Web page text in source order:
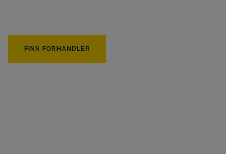
FINN FORHANDLER